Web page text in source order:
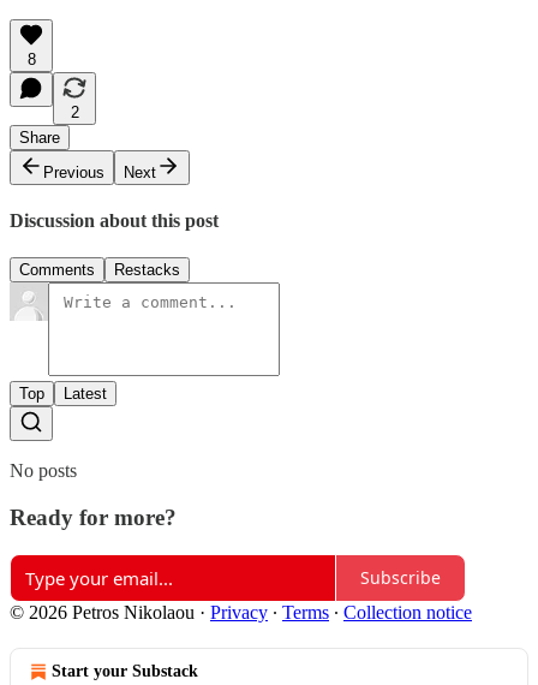
8
2
Share
Previous
Next
Discussion about this post
Comments Restacks
Top Latest
No posts
Ready for more?
Subscribe
© 2026 Petros Nikolaou · Privacy ∙ Terms ∙ Collection notice
Start your Substack